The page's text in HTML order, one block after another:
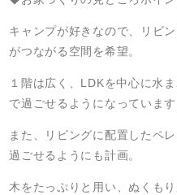
キャンプが好きなので、リビ
がつながる空間を希望。
１階は広く、LDKを中心に水
で過ごせるようになっています
また、リビングに配置したペ
過ごせるようにも計画。
木をたっぷりと用い、ぬくも